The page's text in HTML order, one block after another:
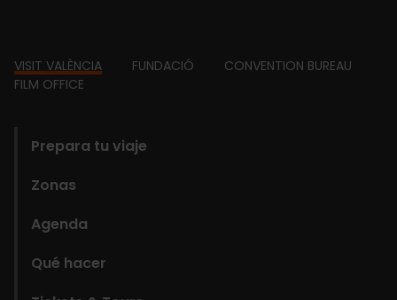
Footer
VISIT VALÈNCIA FUNDACIÓ
CONVENTION BUREAU
FILM OFFICE
Prepara tu viaje
Zonas
Agenda
Qué hacer